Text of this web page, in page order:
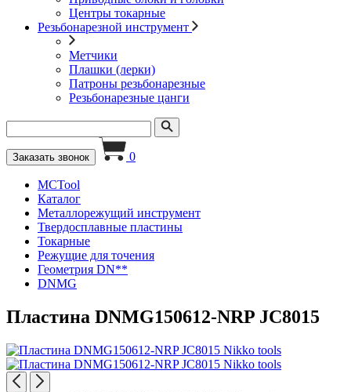
Центры токарные
Резьбонарезной инструмент
Метчики
Плашки (лерки)
Патроны резьбонарезные
Резьбонарезные цанги
Заказать звонок 0
MCTool
Каталог
Металлорежущий инструмент
Твердосплавные пластины
Токарные
Режущие для точения
Геометрия DN**
DNMG
Пластина DNMG150612-NRP JC8015